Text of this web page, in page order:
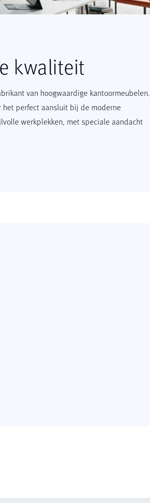
kwaliteit
van hoogwaardige kantoormeubelen.
perfect aansluit bij de moderne
werkplekken, met speciale aandacht